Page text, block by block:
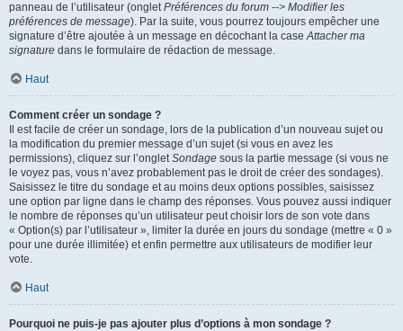
panneau de l’utilisateur (ongletPréférences du forum --> Modifier les
préférences de message). Par la suite, vous pourrez toujours empêcher une
signature d’être ajoutée à un message en décochant la caseAttacher ma
signature dans le formulaire de rédaction de message.
Haut
Comment créer un sondage ?
Il est facile de créer un sondage, lors de la publication d’un nouveau sujet ou
la modification du premier message d’un sujet (si vous en avez les
permissions), cliquez sur l’ongletSondage sous la partie message (si vous ne
le voyez pas, vous n’avez probablement pas le droit de créer des sondages).
Saisissez le titre du sondage et au moins deux options possibles, saisissez
une option par ligne dans le champ des réponses. Vous pouvez aussi indiquer
le nombre de réponses qu’un utilisateur peut choisir lors de son vote dans
« Option(s) par l’utilisateur », limiter la durée en jours du sondage (mettre « 0 »
pour une durée illimitée) et enfin permettre aux utilisateurs de modifier leur
vote.
Haut
Pourquoi ne puis-je pas ajouter plus d’options à mon sondage ?